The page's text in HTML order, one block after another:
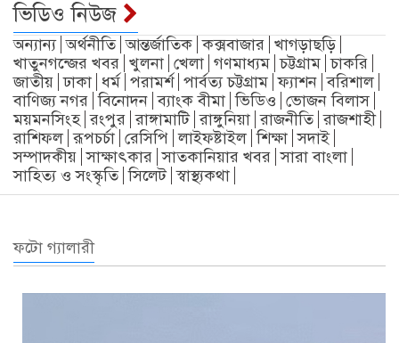
ভিডিও নিউজ
অন্যান্য অর্থনীতি আন্তর্জাতিক কক্সবাজার খাগড়াছড়ি
খাতুনগন্জের খবর খুলনা খেলা গণমাধ্যম চট্টগ্রাম চাকরি
জাতীয় ঢাকা ধর্ম পরামর্শ পার্বত্য চট্টগ্রাম ফ্যাশন বরিশাল
বাণিজ্য নগর বিনোদন ব্যাংক বীমা ভিডিও ভোজন বিলাস
ময়মনসিংহ রংপুর রাঙ্গামাটি রাঙ্গুনিয়া রাজনীতি রাজশাহী
রাশিফল রূপচর্চা রেসিপি লাইফষ্টাইল শিক্ষা সদাই
সম্পাদকীয় সাক্ষাৎকার সাতকানিয়ার খবর সারা বাংলা
সাহিত্য ও সংস্কৃতি সিলেট স্বাস্থ্যকথা
ফটো গ্যালারী